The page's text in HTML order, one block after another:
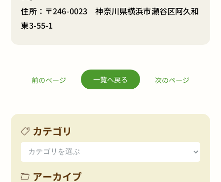
住所：〒246-0023 神奈川県横浜市瀬谷区阿久和
東3-55-1
前のページ 一覧へ戻る 次のページ
カテゴリ
アーカイブ